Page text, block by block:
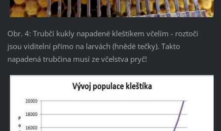
Obr. 4: Trubčí kukly napadené kleštíkem včelím - roztoči
jsou viditelní přímo na larvách (hnědé tečky). Takto
napadená trubčina musí ze včelstva pryč!